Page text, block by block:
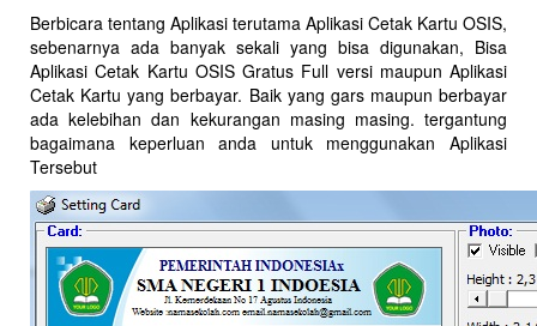
Berbicara tentang Aplikasi terutama Aplikasi Cetak Kartu OSIS,
sebenarnya ada banyak sekali yang bisa digunakan, Bisa
Aplikasi Cetak Kartu OSIS Gratus Full versi maupun Aplikasi
Cetak Kartu yang berbayar. Baik yang gars maupun berbayar
ada kelebihan dan kekurangan masing masing. tergantung
bagaimana keperluan anda untuk menggunakan Aplikasi
Tersebut